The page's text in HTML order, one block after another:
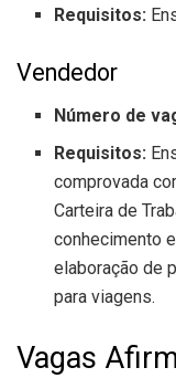
Requisitos:
Vendedor
Número de
Requisitos:
comprovada
Carteira de
conhecimento
elaboração de
para viagens.
Vagas